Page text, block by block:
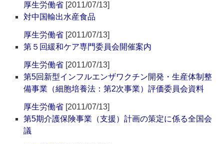
厚生労働省 [2011/07/13]
対中国輸出水産食品
厚生労働省 [2011/07/13]
第５回緩和ケア専門委員会開催案内
厚生労働省 [2011/07/13]
第5回新型インフルエンザワクチン開発・生産体制整
備事業（細胞培養法：第2次事業）評価委員会資料
厚生労働省 [2011/07/13]
第5期介護保険事業（支援）計画の策定に係る全国会
議